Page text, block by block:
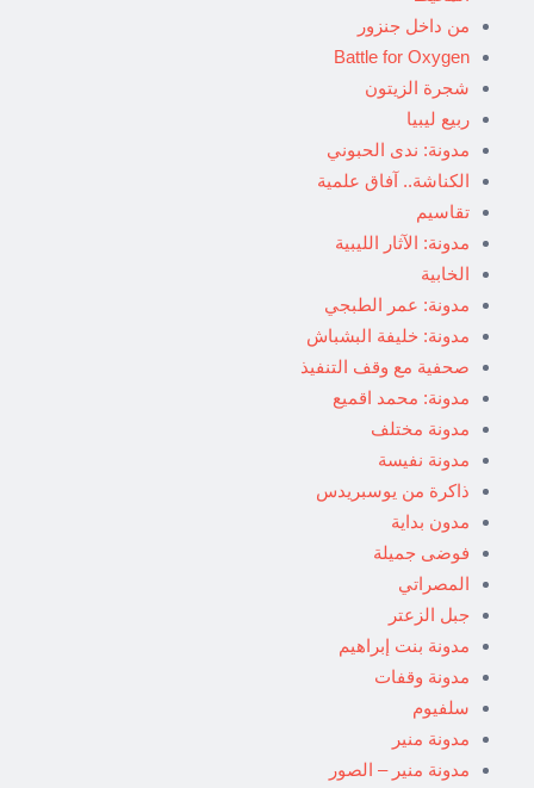
من داخل جنزور
Battle for Oxygen
شجرة الزيتون
ربيع ليبيا
مدونة: ندى الحبوني
الكناشة.. آفاق علمية
تقاسيم
مدونة: الآثار الليبية
الخابية
مدونة: عمر الطبجي
مدونة: خليفة البشباش
صحفية مع وقف التنفيذ
مدونة: محمد اقميع
مدونة مختلف
مدونة نفيسة
ذاكرة من يوسبريدس
مدون بداية
فوضى جميلة
المصراتي
جبل الزعتر
مدونة بنت إبراهيم
مدونة وقفات
سلفيوم
مدونة منير
مدونة منير – الصور